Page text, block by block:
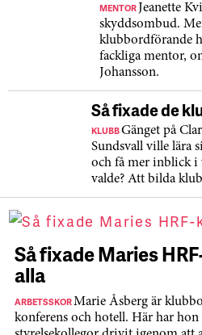
MENTOR Jeanette
skyddsombud.
klubbordförande
fackliga mentor,
Johansson.
Så fixade de
KLUBBGänget på
Sundsvall ville lära
och få mer inblick i
valde? Att bilda
Så fixade Maries
alla
ARBETSSKORMarie Åsberg är
konferens och hotell. Här har hon